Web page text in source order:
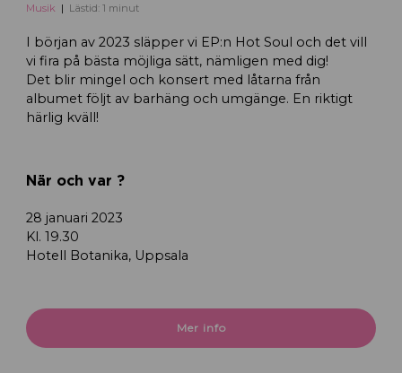
Musik Lästid: 1 minut
I början av 2023 släpper vi EP:n Hot Soul och det vill
vi fira på bästa möjliga sätt, nämligen med dig!
Det blir mingel och konsert med låtarna från
albumet följt av barhäng och umgänge. En riktigt
härlig kväll!
När och var ?
28 januari 2023
Kl. 19.30
Hotell Botanika, Uppsala
Mer info